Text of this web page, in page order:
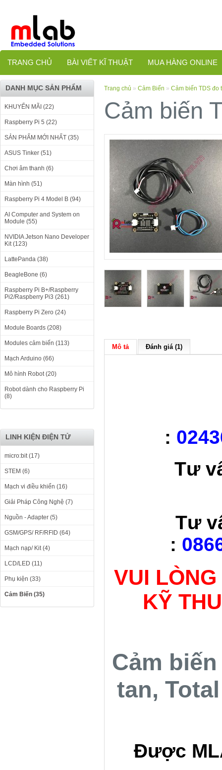
TRANG CHỦ BÀI VIẾT KĨ THUẬT MUA HÀNG ONLINE
DANH MỤC SẢN PHẨM
KHUYẾN MÃI (22)
Raspberry Pi 5 (22)
SẢN PHẨM MỚI NHẤT (35)
ASUS Tinker (51)
Chơi âm thanh (6)
Màn hình (51)
Raspberry Pi 4 Model B (94)
AI Computer and System on
Module (55)
NVIDIA Jetson Nano Developer
Kit (123)
LattePanda (38)
BeagleBone (6)
Raspberry Pi B+/Raspberry
Pi2/Raspberry Pi3 (261)
Raspberry Pi Zero (24)
Module Boards (208)
Modules cảm biến (113)
Mạch Arduino (66)
Mô hình Robot (20)
Robot dành cho Raspberry Pi
(8)
LINH KIỆN ĐIỆN TỬ
micro:bit (17)
STEM (6)
Mạch vi điều khiển (16)
Giải Pháp Công Nghệ (7)
Nguồn - Adapter (5)
GSM/GPS/ RF/RFID (64)
Mạch nạp/ Kit (4)
LCD/LED (11)
Phụ kiện (33)
Cảm Biến (35)
Trang chủ » Cảm Biến » Cảm biến TDS đo
Cảm biến
Mô tả Đánh giá (1)
:
Tư
Tư
:
VUI
KỸ
Cảm
tan,
Được